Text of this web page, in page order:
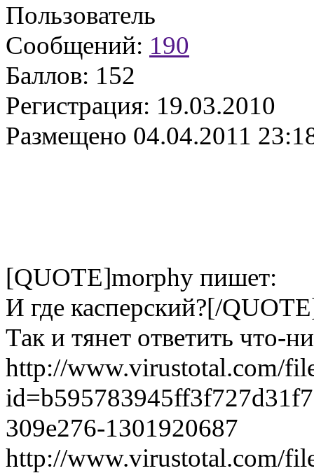
Пользователь
Сообщений: 190
Баллов: 152
Регистрация: 19.03.2010
Размещено 04.04.2011
[QUOTE]morphy пишет:
И где касперский?[/
Так и тянет ответить что-
http://www.virustotal.com/
­309e276-1301920687
http://www.virustotal.com/